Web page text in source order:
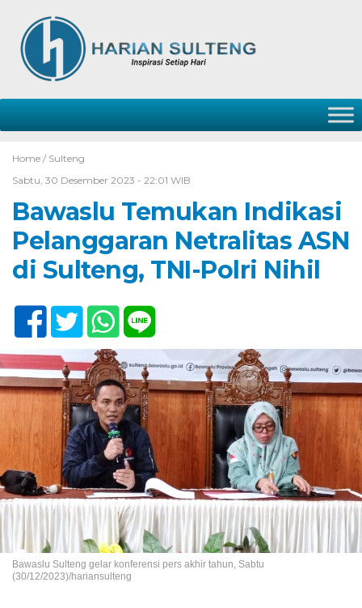
Home / Sulteng
Sabtu, 30 Desember 2023 - 22:01 WIB
Bawaslu Temukan Indikasi
Pelanggaran Netralitas ASN
di Sulteng, TNI-Polri Nihil
Bawaslu Sulteng gelar konferensi pers akhir tahun, Sabtu
(30/12/2023)/hariansulteng